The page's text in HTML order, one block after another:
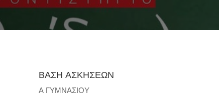
ΒΑΣΗ ΑΣΚΗΣΕΩΝ
Α ΓΥΜΝΑΣΙΟΥ